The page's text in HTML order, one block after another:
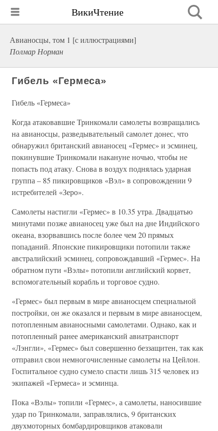
ВикиЧтение
Авианосцы, том 1 [с иллюстрациями]
Полмар Норман
Гибель «Гермеса»
Гибель «Гермеса»
Когда атаковавшие Тринкомали самолеты возвращались
на авианосцы, разведывательный самолет донес, что
обнаружил британский авианосец «Гермес» и эсминец,
покинувшие Тринкомали накануне ночью, чтобы не
попасть под атаку. Снова в воздух поднялась ударная
группа – 85 пикировщиков «Вэл» в сопровождении 9
истребителей «Зеро».
Самолеты настигли «Гермес» в 10.35 утра. Двадцатью
минутами позже авианосец уже был на дне Индийского
океана, взорвавшись после более чем 20 прямых
попаданий. Японские пикировщики потопили также
австралийский эсминец, сопровождавший «Гермес». На
обратном пути «Вэлы» потопили английский корвет,
вспомогательный корабль и торговое судно.
«Гермес» был первым в мире авианосцем специальной
постройки, он же оказался и первым в мире авианосцем,
потопленным авианосными самолетами. Однако, как и
потопленный ранее американский авиатранспорт
«Лэнгли», «Гермес» был совершенно беззащитен, так как
отправил свои немногочисленные самолеты на Цейлон.
Госпитальное судно сумело спасти лишь 315 человек из
экипажей «Гермеса» и эсминца.
Пока «Вэлы» топили «Гермес», а самолеты, наносившие
удар по Тринкомали, заправлялись, 9 британских
двухмоторных бомбардировщиков атаковали